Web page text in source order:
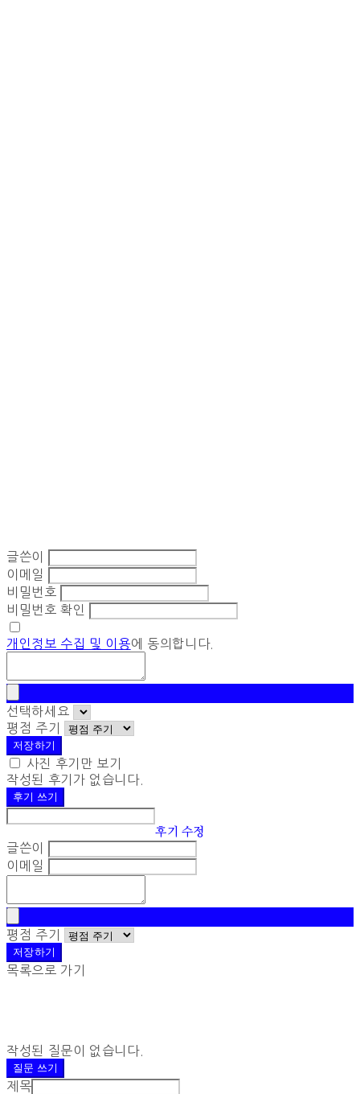
글쓴이
이메일
비밀번호
비밀번호 확인
개인정보 수집 및 이용에 동의합니다.
선택하세요
평점 주기
저장하기
사진 후기만 보기
작성된 후기가 없습니다.
후기 쓰기
후기 수정
글쓴이
이메일
평점 주기
저장하기
목록으로 가기
작성된 질문이 없습니다.
질문 쓰기
제목